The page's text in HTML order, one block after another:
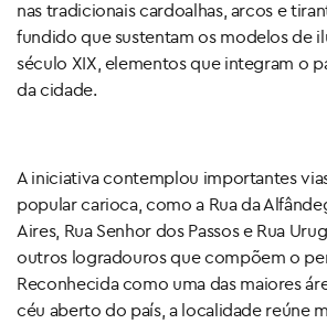
nas tradicionais cardoalhas, arcos e
fundido que sustentam os modelos de
século XIX, elementos que integram o
da cidade.
A iniciativa contemplou importantes
popular carioca, como a Rua da
Aires, Rua Senhor dos Passos e Rua
outros logradouros que compõem o
Reconhecida como uma das maiores
céu aberto do país, a localidade reúne